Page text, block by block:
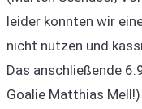
leider konnten wir
nicht nutzen und
Das anschließende
Goalie Matthias